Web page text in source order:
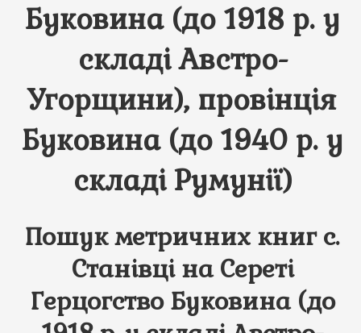
Буковина (до 1918 р. у
складі Австро-
Угорщини), провінція
Буковина (до 1940 р. у
складі Румунії)
Пошук метричних книг с.
Станівці на Сереті
Герцогство Буковина (до